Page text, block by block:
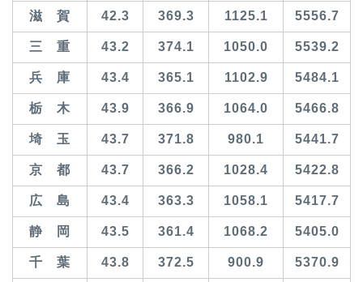
滋 賀 42.3 369.3 1125.1 5556.7
三 重 43.2 374.1 1050.0 5539.2
兵 庫 43.4 365.1 1102.9 5484.1
栃 木 43.9 366.9 1064.0 5466.8
埼 玉 43.7 371.8 980.1 5441.7
京 都 43.7 366.2 1028.4 5422.8
広 島 43.4 363.3 1058.1 5417.7
静 岡 43.5 361.4 1068.2 5405.0
千 葉 43.8 372.5 900.9 5370.9